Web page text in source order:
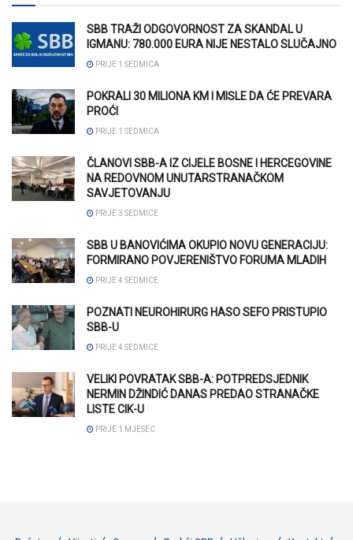
SBB TRAŽI ODGOVORNOST ZA SKANDAL U
IGMANU: 780.000 EURA NIJE NESTALO SLUČAJNO
PRIJE 1 SEDMICA
POKRALI 30 MILIONA KM I MISLE DA ĆE PREVARA
PROĆI
PRIJE 1 SEDMICA
ČLANOVI SBB-A IZ CIJELE BOSNE I HERCEGOVINE
NA REDOVNOM UNUTARSTRANAČKOM
SAVJETOVANJU
PRIJE 3 SEDMICE
SBB U BANOVIĆIMA OKUPIO NOVU GENERACIJU:
FORMIRANO POVJERENIŠTVO FORUMA MLADIH
PRIJE 4 SEDMICE
POZNATI NEUROHIRURG HASO SEFO PRISTUPIO
SBB-U
PRIJE 4 SEDMICE
VELIKI POVRATAK SBB-A: POTPREDSJEDNIK
NERMIN DŽINDIĆ DANAS PREDAO STRANAČKE
LISTE CIK-U
PRIJE 1 MJESEC